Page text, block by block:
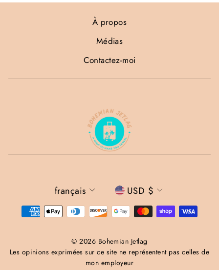
À propos
Médias
Contactez-moi
Langue
français Devise
USD $
© 2026 Bohemian Jetlag
Les opinions exprimées sur ce site ne représentent pas celles de
mon employeur